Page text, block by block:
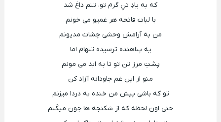
که به یادِ تنِ گرم تو، تنم داغ شد
با لبات فاتحه هر غمیو می خونم
من به آرامش وحشی چشات مدیونم
یه پناهنده ترسیده تنهام اما
پشتِ مرز تن تو تا به ابد می مونم
منو از این غم جاودانه آزاد کن
تو که باشی پیش من خنده به دردا میزنم
حتی اون لحظه که از شکنجه ها جون میکَنم